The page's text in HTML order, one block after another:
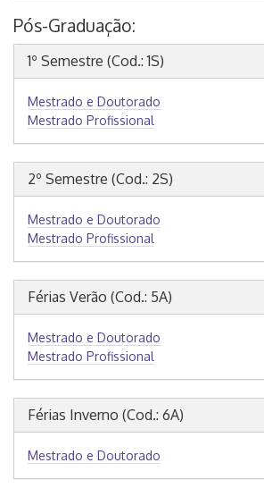
Pós-Graduação:
1º Semestre (Cod.: 1S)
Mestrado e Doutorado
Mestrado Profissional
2º Semestre (Cod.: 2S)
Mestrado e Doutorado
Mestrado Profissional
Férias Verão (Cod.: 5A)
Mestrado e Doutorado
Mestrado Profissional
Férias Inverno (Cod.: 6A)
Mestrado e Doutorado